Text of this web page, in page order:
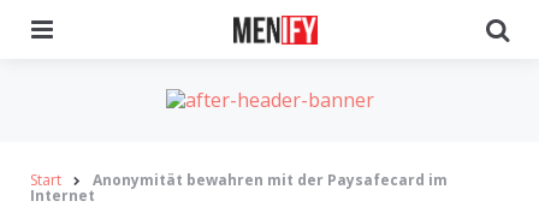
Start Anonymität bewahren mit der Paysafecard im
Internet